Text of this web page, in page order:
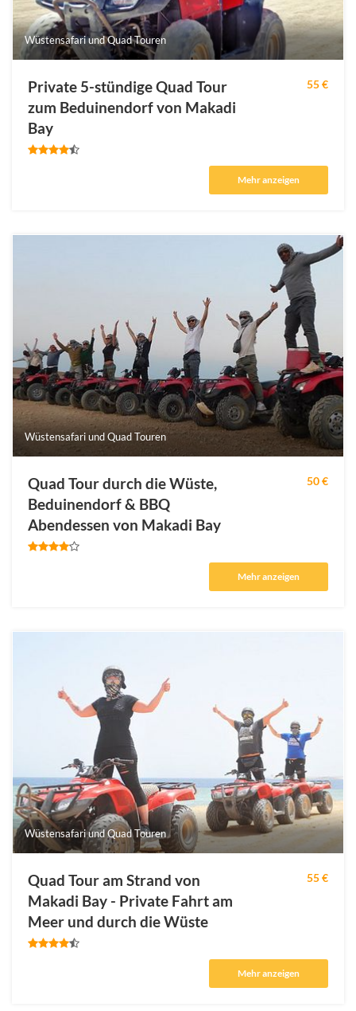
Wüstensafari und Quad Touren
Private 5-stündige Quad Tour
zum Beduinendorf von Makadi
Bay
55 €
Mehr anzeigen
Wüstensafari und Quad Touren
Quad Tour durch die Wüste,
Beduinendorf & BBQ
Abendessen von Makadi Bay
50 €
Mehr anzeigen
Wüstensafari und Quad Touren
Quad Tour am Strand von
Makadi Bay - Private Fahrt am
Meer und durch die Wüste
55 €
Mehr anzeigen